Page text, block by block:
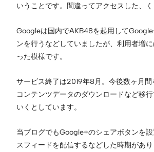
いうことです。間違ってアクセスした、く
Googleは国内でAKB48を起用して
ンを行うなどしていましたが、利用者増
った模様です。
サービス終了は2019年8月。今後数ヶ月
コンテンツデータのダウンロードなど移
いくとしています。
当ブログでもGoogle+のシェアボタンを
スフィードを配信するなどした時期があ